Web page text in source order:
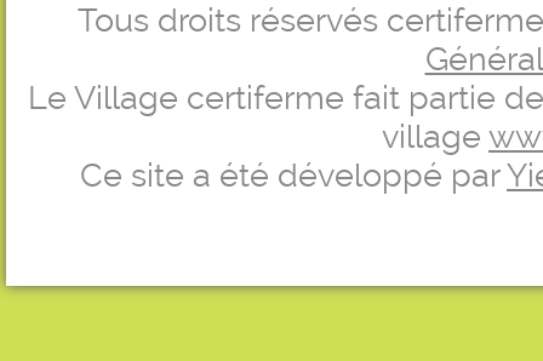
Tous droits réservés
Le Village certiferme fait partie
village
Ce site a été développé par